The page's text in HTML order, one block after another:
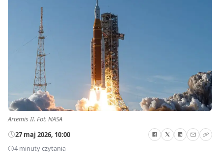
Artemis II. Fot. NASA
27 maj 2026, 10:00
4 minuty czytania